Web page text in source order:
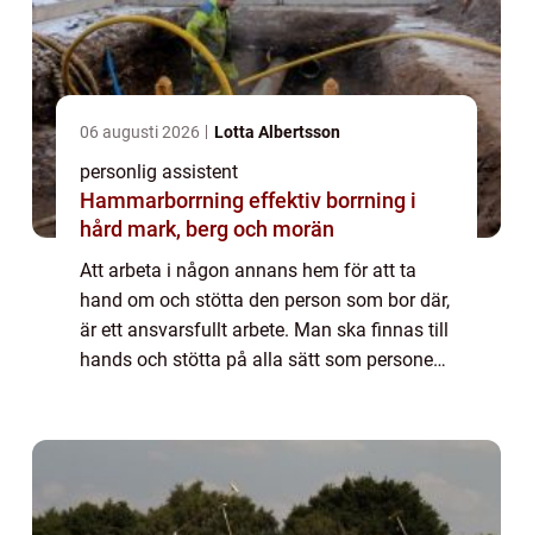
06 augusti 2026 Lotta Albertsson
personlig assistent
Hammarborrning effektiv borrning i
hård mark, berg och morän
Att arbeta i någon annans hem för att ta
hand om och stötta den person som bor där,
är ett ansvarsfullt arbete. Man ska finnas till
hands och stötta på alla sätt som personen